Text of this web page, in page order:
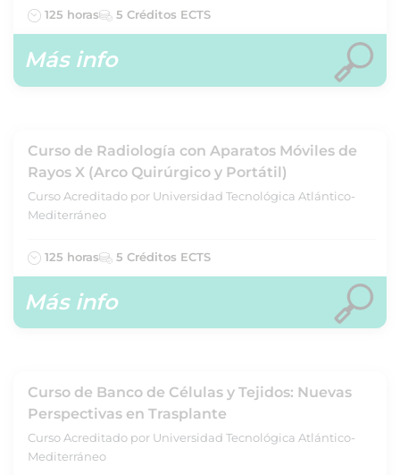
125 horas 5 Créditos ECTS
Más info
Curso de Radiología con Aparatos Móviles de
Rayos X (Arco Quirúrgico y Portátil)
Curso Acreditado por Universidad Tecnológica Atlántico-
Mediterráneo
125 horas 5 Créditos ECTS
Más info
Curso de Banco de Células y Tejidos: Nuevas
Perspectivas en Trasplante
Curso Acreditado por Universidad Tecnológica Atlántico-
Mediterráneo